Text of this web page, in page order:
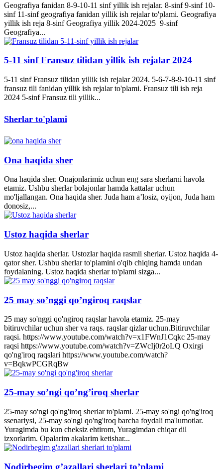
Geografiya fanidan 8-9-10-11 sinf yillik ish rejalar. 8-sinf 9-sinf 10-
sinf 11-sinf geografiya fanidan yillik ish rejalar to'plami. Geografiya
yillik ish reja 8-sinf Geografiya yillik 2024-2025 9-sinf
Geografiya...
5-11 sinf Fransuz tilidan yillik ish rejalar 2024
5-11 sinf Fransuz tilidan yillik ish rejalar 2024. 5-6-7-8-9-10-11 sinf
fransuz tili fanidan yillik ish rejalar to'plami. Fransuz tili ish reja
2024 5-sinf Fransuz tili yillik...
Sherlar to'plami
Ona haqida sher
Ona haqida sher. Onajonlarimiz uchun eng sara sherlarni havola
etamiz. Ushbu sherlar bolajonlar hamda kattalar uchun
mo'ljallangan. Ona haqida sher. Juda ham a’losiz, oyijon, Juda ham
donosiz,...
Ustoz haqida sherlar
Ustoz haqida sherlar. Ustozlar haqida rasmli sherlar. Ustoz haqida 4-
qator sher. Ushbu sherlar to'plamini o'qib chiqing hamda undan
foydalaning. Ustoz haqida sherlar to'plami sizga...
25 may so’nggi qo’ngiroq raqslar
25 may so'nggi qo'ngiroq raqslar havola etamiz. 25-may
bitiruvchilar uchun sher va raqs. raqslar qizlar uchun.Bitiruvchilar
raqsi. https://www.youtube.com/watch?v=x1FWnJ1Cqkc 25-may
raqsi https://www.youtube.com/watch?v=ZWcIj0r2oLQ Oxirgi
qo'ng'iroq raqslari https://www.youtube.com/watch?
v=BqkwPCGRqBw
25-may so’ngi qo’ng’iroq sherlar
25-may so'ngi qo'ng'iroq sherlar to'plami. 25-may so'ngi qo'ng'iroq
ssenariysi, 25-may so'ngi qo'ng'iroq barcha foydali ma'lumotlar.
Yuragimda bu kun cheksiz ehtirom, Yuragimdan chiqar dil
izxorlarim. Opalarim akalarim ketishar...
Nodirbegim g’azallari sherlari to’plami